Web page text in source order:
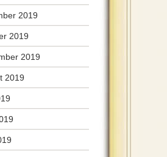
2019
2019
2019
2019